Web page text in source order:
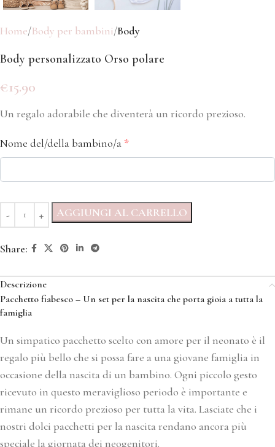
Home Body per bambini Body
Body personalizzato Orso polare
€15.90
Un regalo adorabile che diventerà un ricordo prezioso.
Nome del/della bambino/a *
AGGIUNGI AL CARRELLO
Share:
Descrizione
Pacchetto fiabesco – Un set per la nascita che porta gioia a tutta la
famiglia
Un simpatico pacchetto scelto con amore per il neonato è il
regalo più bello che si possa fare a una giovane famiglia in
occasione della nascita di un bambino. Ogni piccolo gesto
ricevuto in questo meraviglioso periodo è importante e
rimane un ricordo prezioso per tutta la vita. Lasciate che i
nostri dolci pacchetti per la nascita rendano ancora più
speciale la giornata dei neogenitori.